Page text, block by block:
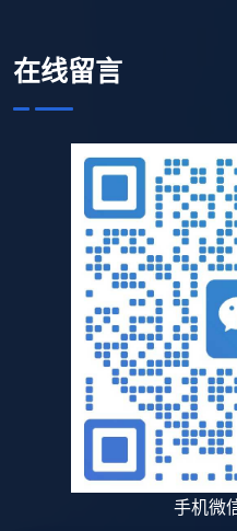
在线留言
手机微